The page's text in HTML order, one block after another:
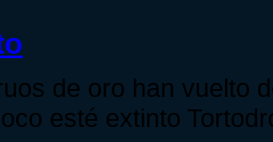
de oro han vuelto
esté extinto